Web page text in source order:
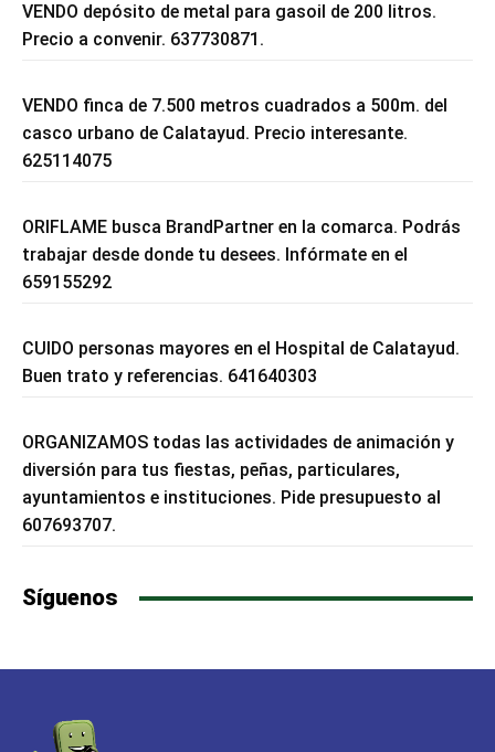
VENDO depósito de metal para gasoil de 200 litros.
Precio a convenir. 637730871.
VENDO finca de 7.500 metros cuadrados a 500m. del
casco urbano de Calatayud. Precio interesante.
625114075
ORIFLAME busca BrandPartner en la comarca. Podrás
trabajar desde donde tu desees. Infórmate en el
659155292
CUIDO personas mayores en el Hospital de Calatayud.
Buen trato y referencias. 641640303
ORGANIZAMOS todas las actividades de animación y
diversión para tus fiestas, peñas, particulares,
ayuntamientos e instituciones. Pide presupuesto al
607693707.
Síguenos